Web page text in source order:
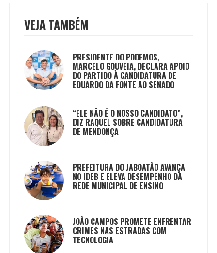
VEJA TAMBÉM
PRESIDENTE DO PODEMOS,
MARCELO GOUVEIA, DECLARA APOIO
DO PARTIDO À CANDIDATURA DE
EDUARDO DA FONTE AO SENADO
“ELE NÃO É O NOSSO CANDIDATO”,
DIZ RAQUEL SOBRE CANDIDATURA
DE MENDONÇA
PREFEITURA DO JABOATÃO AVANÇA
NO IDEB E ELEVA DESEMPENHO DA
REDE MUNICIPAL DE ENSINO
JOÃO CAMPOS PROMETE ENFRENTAR
CRIMES NAS ESTRADAS COM
TECNOLOGIA